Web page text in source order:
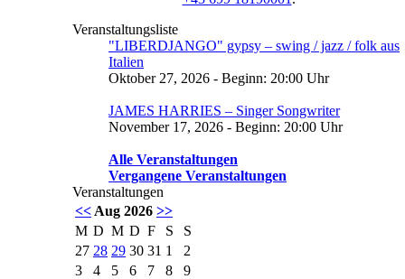
Veranstaltungsliste
"LIBERDJANGO" gypsy – swing / jazz / folk aus
Italien
Oktober 27, 2026 - Beginn: 20:00 Uhr
JAMES HARRIES – Singer Songwriter
November 17, 2026 - Beginn: 20:00 Uhr
Alle Veranstaltungen
Vergangene Veranstaltungen
Veranstaltungen
<< Aug 2026 >>
M D M D F S
S
27 28 29 30 31 1
2
3
4 5 6 7 8
9